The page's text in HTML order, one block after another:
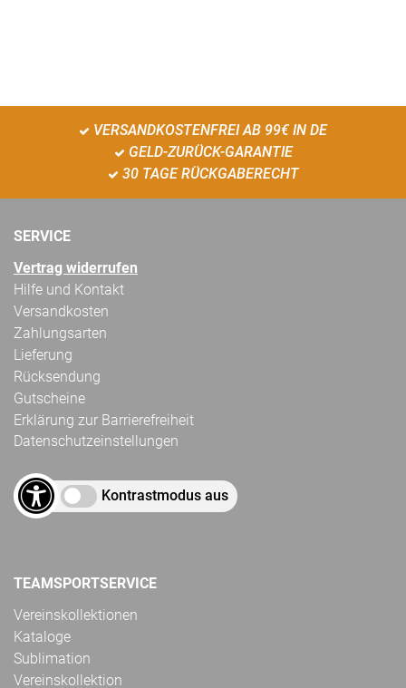
VERSANDKOSTENFREI AB 99€ IN DE
GELD-ZURÜCK-GARANTIE
30 TAGE RÜCKGABERECHT
SERVICE
Vertrag widerrufen
Hilfe und Kontakt
Versandkosten
Zahlungsarten
Lieferung
Rücksendung
Gutscheine
Erklärung zur Barrierefreiheit
Datenschutzeinstellungen
Kontrastmodus aus
TEAMSPORTSERVICE
Vereinskollektionen
Kataloge
Sublimation
Vereinskollektion